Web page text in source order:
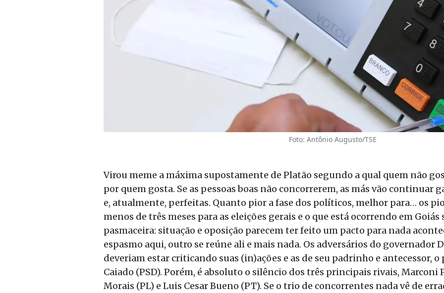
Foto: Antônio Augusto/TSE
Virou meme a máxima supostamente de Platão segundo a qual quem não
por quem gosta. Se as pessoas boas não concorrerem, as más vão continuar
e, atualmente, perfeitas. Quanto pior a fase dos políticos, melhor para… os
menos de três meses para as eleições gerais e o que está ocorrendo em
pasmaceira: situação e oposição parecem ter feito um pacto para nada
espasmo aqui, outro se reúne ali e mais nada. Os adversários do governador
deveriam estar criticando suas (in)ações e as de seu padrinho e antecessor,
Caiado (PSD). Porém, é absoluto o silêncio dos três principais rivais, Marconi
Morais (PL) e Luis Cesar Bueno (PT). Se o trio de concorrentes nada vê de